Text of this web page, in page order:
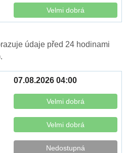
Velmi dobrá
údaje před 24 hodinami
07.08.2026 04:00
Velmi dobrá
Velmi dobrá
Nedostupná